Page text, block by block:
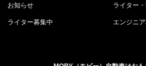
お知らせ ライター
ライター募集中 エンジニ